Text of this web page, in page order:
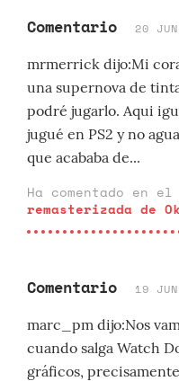
Comentario 20
mrmerrick dijo:Mi
una supernova de
podré jugarlo. Aqui
jugué en PS2 y no
que acababa de...
Ha comentado en
remasterizada de
Comentario 19
marc_pm dijo:Nos
cuando salga Watch
gráficos,